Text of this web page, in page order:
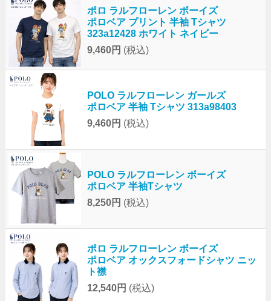
ポロ ラルフローレン ボーイズ
ポロベア プリント 半袖 Tシャツ
323a12428 ホワイト ネイビー
9,460円 (税込)
POLO ラルフローレン ガールズ
ポロベア 半袖 Tシャツ 313a98403
9,460円 (税込)
POLO ラルフローレン ボーイズ
ポロベア 半袖Tシャツ
8,250円 (税込)
ポロ ラルフローレン ボーイズ
ポロベア オックスフォードシャツ ニッ
ト襟
12,540円 (税込)